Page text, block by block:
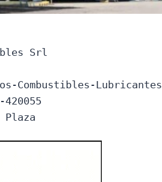
Srl
Combustibles-